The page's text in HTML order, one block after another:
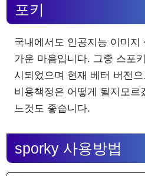
포키
국내에서도 인공지능 이미
가운 마음입니다. 그중 스포
시되었으며 현재 베터 버전
비용책정은 어떻게 될지모르
느것도 좋습니다.
sporky 사용방법